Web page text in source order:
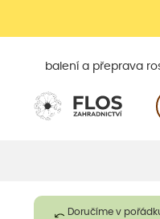
balení a přeprava
Doručíme v